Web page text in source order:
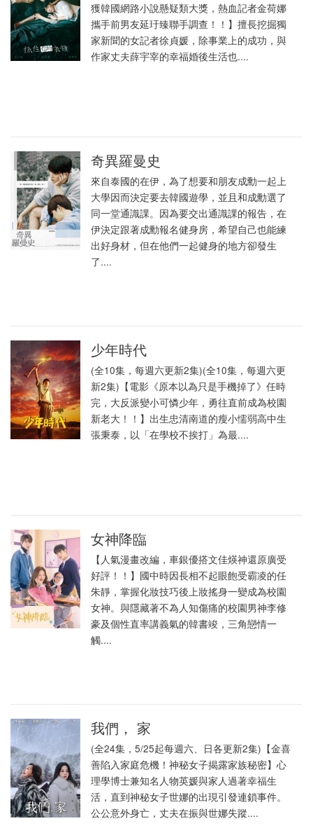
獲韓國網路小說懸疑類大獎，熱血記者金荷娜
攜手前男友延玗臻聯手調查！！】擅長挖掘獨
家新聞的女記者徐貞媛，除事業上的成功，與
作家丈夫薛宇宰的幸福婚後生活也....
奇異羅曼史
來自泰國的在伊，為了想要和朋友成勳一起上
大學因而決定要去韓國遊學，並且和成勳選了
同一堂通識課。因為要交出通識課的報告，在
伊決定跟著成勳報名健身房，希望自己也能練
出好身材，但在他們一起健身的地方卻發生
了....
少年時代
(全10集，每週六更新2集)(全10集，每週六更
新2集)【電影《原本以為只是手機掉了》任時
完，大反派變小可憐少年，勇往直前成為校園
新老大！！】出生忠清南道的瘦小懦弱高中生
張秉泰，以「在學校不挨打」為最....
女神降臨
【人氣漫畫改編，車銀優搭文佳煐神還原廣受
好評！！】國中時因長相不起眼飽受霸凌的任
朱靜，掌握化妝技巧後上妝搖身一變成為校園
女神。與隱藏著不為人知傷痛的校園男神李修
豪及個性直率講義氣的韓書竣，三角戀情一
觸....
我們， 家
(全24集，5/25起每週六、日各更新2集)【金喜
善陷入家庭危機！神秘女子揭露家族秘密】心
理學博士兼知名人物英媛與家人過著幸福生
活，直到神秘女子世娜的出現引發連鎖事件。
公公意外身亡，丈夫在振與世娜失蹤....